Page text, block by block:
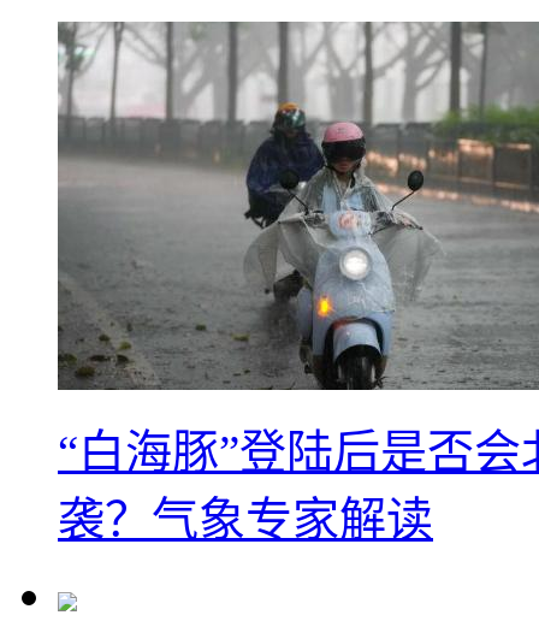
“白海豚”登陆后是否
袭？气象专家解读